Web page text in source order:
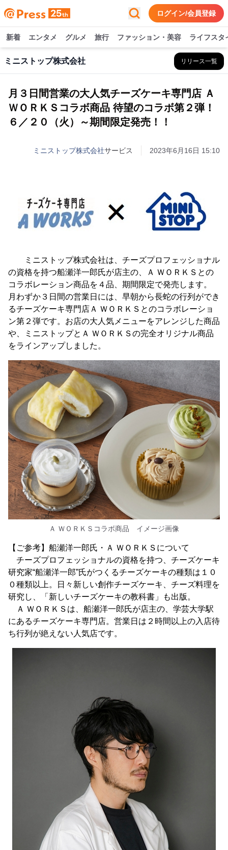
ログイン/会員登録
新着 エンタメ グルメ 旅行 ファッション・美容 ライフスタ
ミニストップ株式会社 リリース一覧
月３日間営業の大人気チーズケーキ専門店 Ａ
ＷＯＲＫＳコラボ商品 待望のコラボ第２弾！
６／２０（火）～期間限定発売！！
ミニストップ株式会社サービス 2023年6月16日 15:10
ミニストップ株式会社は、チーズプロフェッショナル
の資格を持つ船瀬洋一郎氏が店主の、Ａ ＷＯＲＫＳとの
コラボレーション商品を４品、期間限定で発売します。
月わずか３日間の営業日には、早朝から長蛇の行列ができ
るチーズケーキ専門店Ａ ＷＯＲＫＳとのコラボレーショ
ン第２弾です。お店の大人気メニューをアレンジした商品
や、ミニストップとＡ ＷＯＲＫＳの完全オリジナル商品
をラインアップしました。
Ａ ＷＯＲＫＳコラボ商品 イメージ画像
【ご参考】船瀬洋一郎氏・Ａ ＷＯＲＫＳについて
チーズプロフェッショナルの資格を持つ、チーズケーキ
研究家“船瀬洋一郎”氏がつくるチーズケーキの種類は１０
０種類以上。日々新しい創作チーズケーキ、チーズ料理を
研究し、「新しいチーズケーキの教科書」も出版。
Ａ ＷＯＲＫＳは、船瀬洋一郎氏が店主の、学芸大学駅
にあるチーズケーキ専門店。営業日は２時間以上の入店待
ち行列が絶えない人気店です。